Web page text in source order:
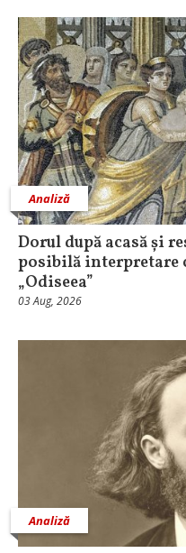
Analiză
Dorul după acasă și
posibilă interpretare
„Odiseea”
03 Aug, 2026
Analiză